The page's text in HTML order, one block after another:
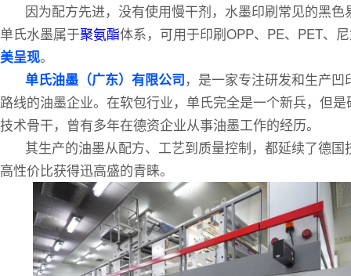
因为配方先进，没有使用慢干剂，水墨印刷常见的黑
单氏水墨属于聚氨酯体系，可用于印刷OPP、PE、PET、
美呈现。
单氏油墨（广东）有限公司，是一家专注研发和生产
路线的油墨企业。在软包行业，单氏完全是一个新兵，但
技术骨干，曾有多年在德资企业从事油墨工作的经历。
其生产的油墨从配方、工艺到质量控制，都延续了德
高性价比获得迅高盛的青睐。